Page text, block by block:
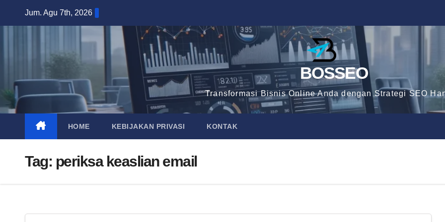
Jum. Agu 7th, 2026
BOSSEO
Transformasi Bisnis Online Anda dengan Strategi SEO
HOME KEBIJAKAN PRIVASI KONTAK
Tag: periksa keaslian email